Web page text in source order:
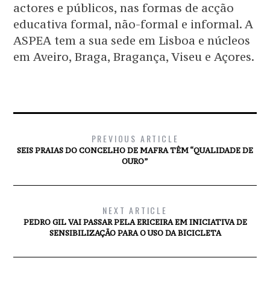
actores e públicos, nas formas de acção
educativa formal, não-formal e informal. A
ASPEA tem a sua sede em Lisboa e núcleos
em Aveiro, Braga, Bragança, Viseu e Açores.
PREVIOUS ARTICLE
SEIS PRAIAS DO CONCELHO DE MAFRA TÊM “QUALIDADE DE
OURO”
NEXT ARTICLE
PEDRO GIL VAI PASSAR PELA ERICEIRA EM INICIATIVA DE
SENSIBILIZAÇÃO PARA O USO DA BICICLETA